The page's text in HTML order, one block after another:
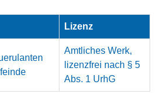
Lizenz
Amtliches Werk,
lizenzfrei nach § 5
Abs. 1 UrhG